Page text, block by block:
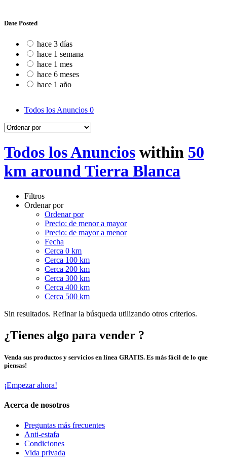
Date Posted
hace 3 días
hace 1 semana
hace 1 mes
hace 6 meses
hace 1 año
Todos los Anuncios 0
Todos los Anuncios within 50
km around Tierra Blanca
Filtros
Ordenar por
Ordenar por
Precio: de menor a mayor
Precio: de mayor a menor
Fecha
Cerca 0 km
Cerca 100 km
Cerca 200 km
Cerca 300 km
Cerca 400 km
Cerca 500 km
Sin resultados. Refinar la búsqueda utilizando otros criterios.
¿Tienes algo para vender ?
Venda sus productos y servicios en línea GRATIS. Es más fácil de lo que
piensas!
¡Empezar ahora!
Acerca de nosotros
Preguntas más frecuentes
Anti-estafa
Condiciones
Vida privada